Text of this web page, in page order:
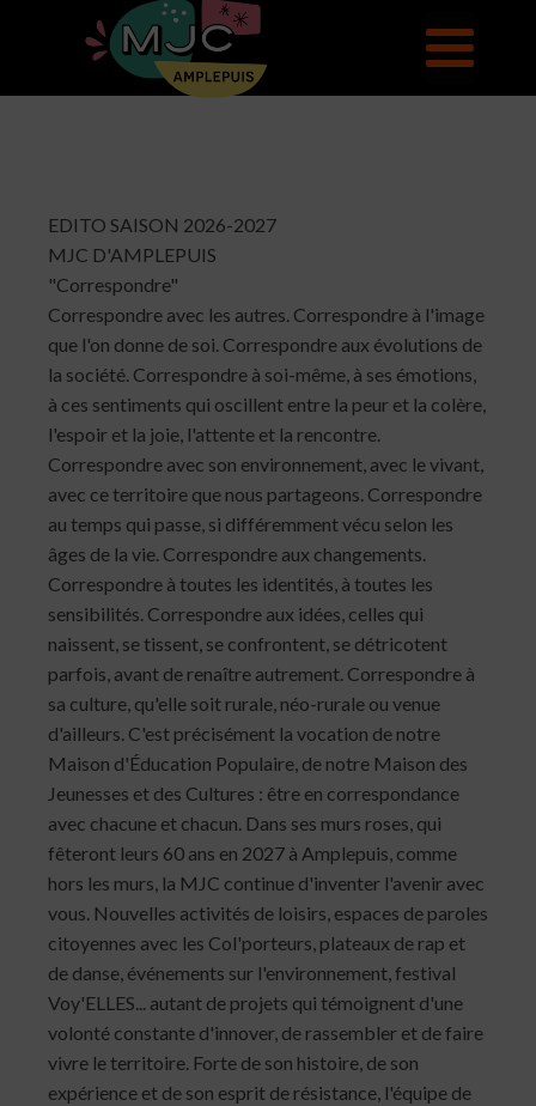
EDITO SAISON 2026-2027
MJC D'AMPLEPUIS
"Correspondre"
Correspondre avec les autres. Correspondre à l'image
que l'on donne de soi. Correspondre aux évolutions de
la société. Correspondre à soi-même, à ses émotions,
à ces sentiments qui oscillent entre la peur et la colère,
l'espoir et la joie, l'attente et la rencontre.
Correspondre avec son environnement, avec le vivant,
avec ce territoire que nous partageons. Correspondre
au temps qui passe, si différemment vécu selon les
âges de la vie. Correspondre aux changements.
Correspondre à toutes les identités, à toutes les
sensibilités. Correspondre aux idées, celles qui
naissent, se tissent, se confrontent, se détricotent
parfois, avant de renaître autrement. Correspondre à
sa culture, qu'elle soit rurale, néo-rurale ou venue
d'ailleurs. C'est précisément la vocation de notre
Maison d'Éducation Populaire, de notre Maison des
Jeunesses et des Cultures : être en correspondance
avec chacune et chacun. Dans ses murs roses, qui
fêteront leurs 60 ans en 2027 à Amplepuis, comme
hors les murs, la MJC continue d'inventer l'avenir avec
vous. Nouvelles activités de loisirs, espaces de paroles
citoyennes avec les Col'porteurs, plateaux de rap et
de danse, événements sur l'environnement, festival
Voy'ELLES... autant de projets qui témoignent d'une
volonté constante d'innover, de rassembler et de faire
vivre le territoire. Forte de son histoire, de son
expérience et de son esprit de résistance, l'équipe de